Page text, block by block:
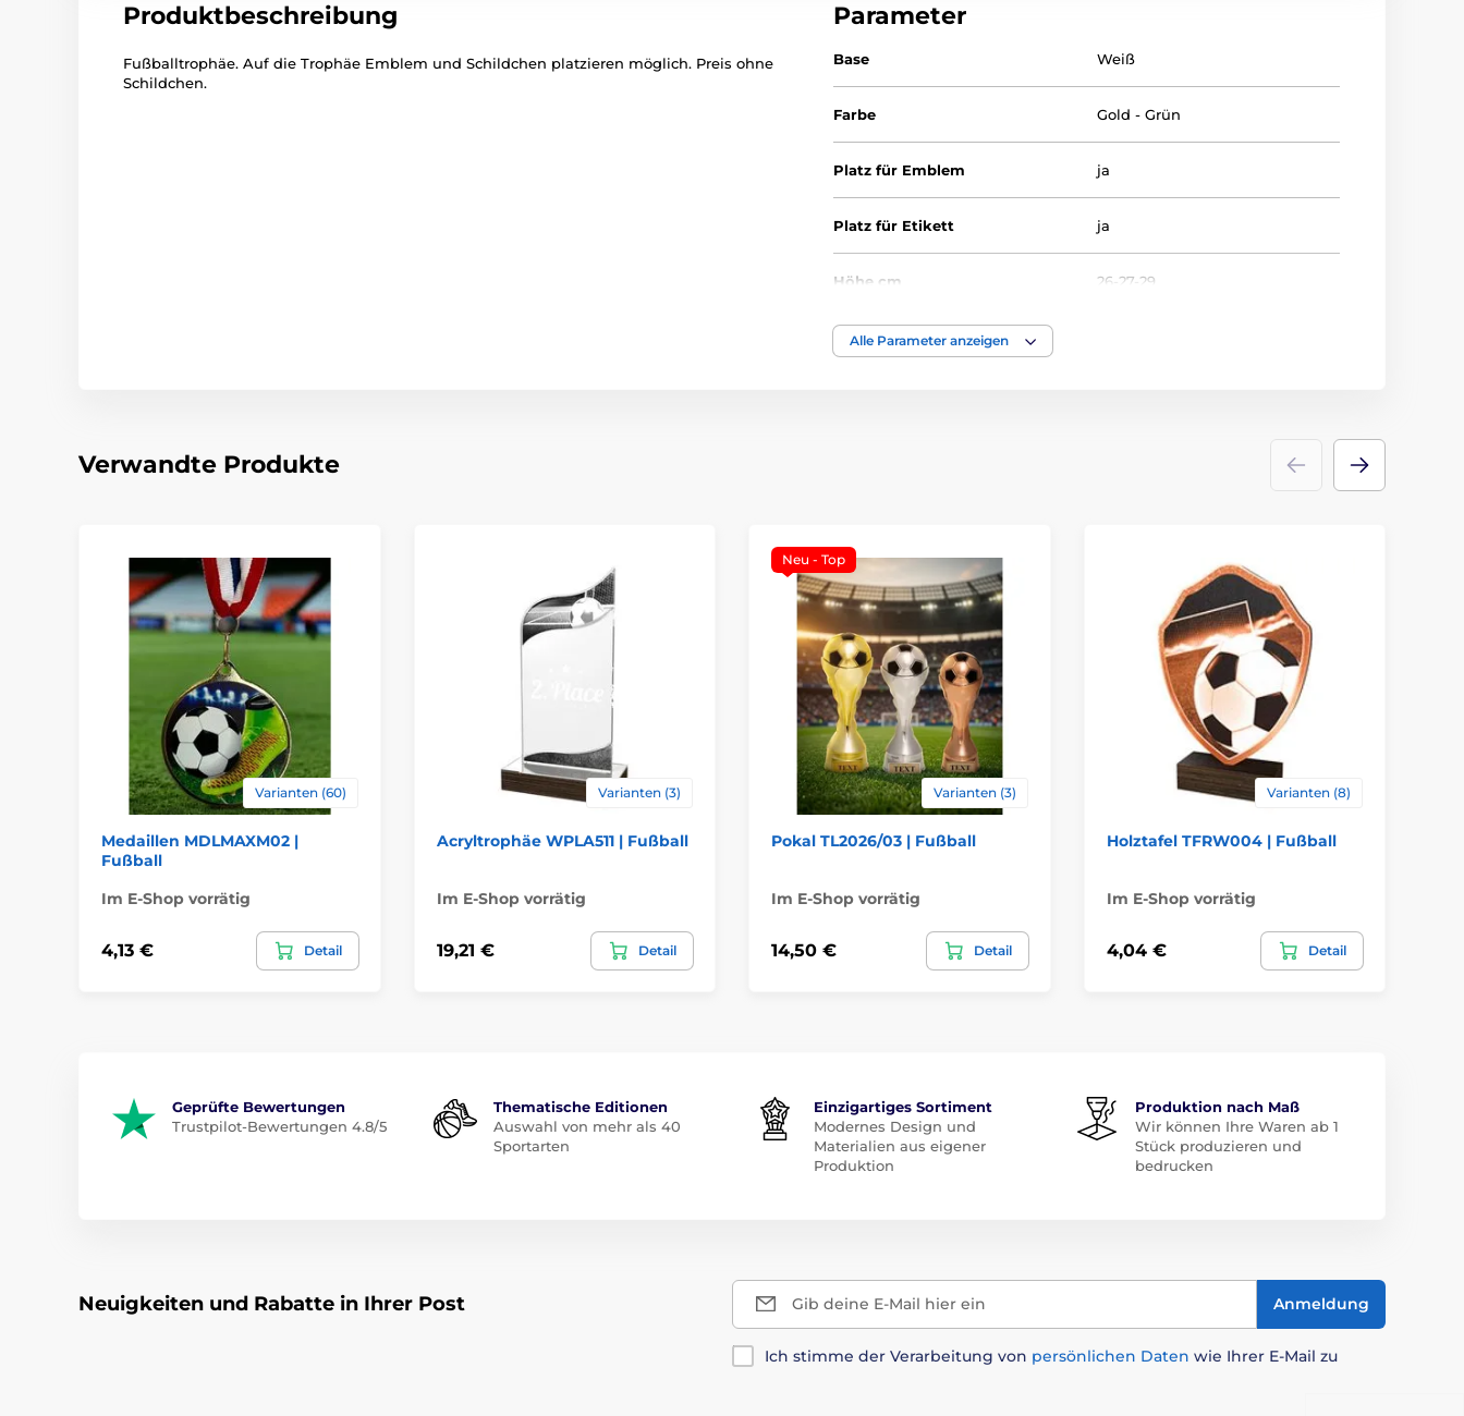
Produktbeschreibung
Fußballtrophäe. Auf die Trophäe Emblem und Schildchen platzieren möglich. Preis ohne
Schildchen.
Parameter
Base Weiß
Farbe Gold - Grün
Platz für Emblem ja
Platz für Etikett ja
Höhe cm 26-27-29
Thema
Alle Parameter anzeigen
Verwandte Produkte
Varianten (60)
Medaillen MDLMAXM02 |
Fußball
Im E-Shop vorrätig
4,13 € Detail
Varianten (3)
Acryltrophäe WPLA511 | Fußball
Im E-Shop vorrätig
19,21 € Detail
Neu - Top
Varianten (3)
Pokal TL2026/03 | Fußball
Im E-Shop vorrätig
14,50 € Detail
Varianten (8)
Holztafel TFRW004 | Fußball
Im E-Shop vorrätig
4,04 € Detail
Geprüfte Bewertungen
Trustpilot-Bewertungen 4.8/5
Thematische Editionen
Auswahl von mehr als 40
Sportarten
Einzigartiges Sortiment
Modernes Design und
Materialien aus eigener
Produktion
Produktion nach Maß
Wir können Ihre Waren ab 1
Stück produzieren und
bedrucken
Neuigkeiten und Rabatte in Ihrer Post Gib deine E-Mail hier ein Anmeldung
Ich stimme der Verarbeitung von persönlichen Daten wie Ihrer E-Mail zu